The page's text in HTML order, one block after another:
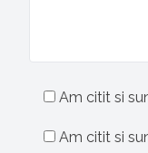
Am citit si
Am citit si